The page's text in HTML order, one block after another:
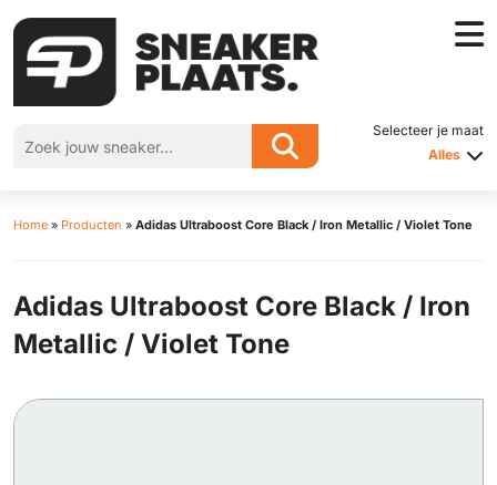
Selecteer je maat
Alles
Home » Producten » Adidas Ultraboost Core Black / Iron Metallic / Violet Tone
Adidas Ultraboost Core Black / Iron
Metallic / Violet Tone